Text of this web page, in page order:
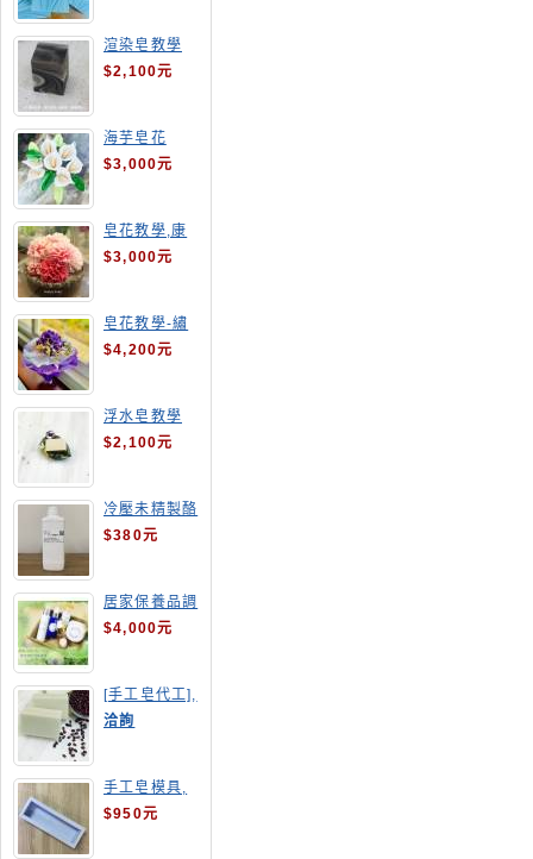
渲染皂教學
$2,100元
海芋皂花
$3,000元
皂花教學,康
乃馨
$3,000元
皂花教學-繡
球花皂花束
$4,200元
浮水皂教學
$2,100元
冷壓未精製酪
梨油
$380元
居家保養品調
配班
$4,000元
[手工皂代工],
酒粕皂
洽詢
手工皂模具,
長方形吐司模
$950元